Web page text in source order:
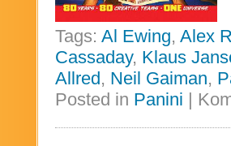
Tags: Al Ewing, Alex
Cassaday, Klaus
Allred, Neil Gaiman,
Posted in Panini |